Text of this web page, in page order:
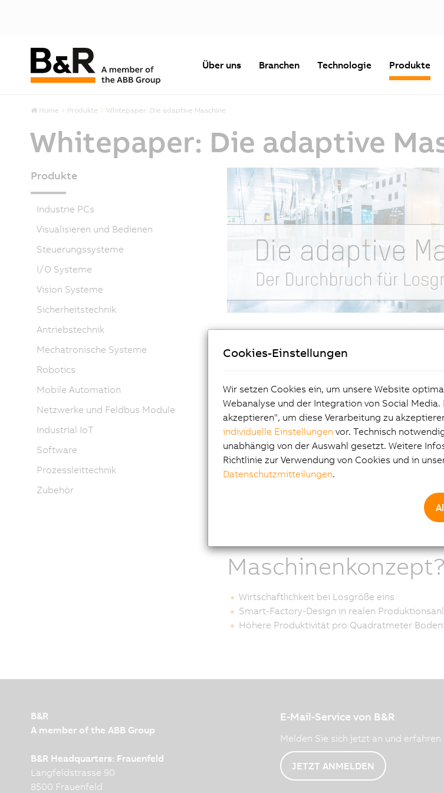
Über uns Branchen Technologie Produkte
Home Produkte Whitepaper: Die adaptive Maschine
Whitepaper: Die adaptive
Maschinen und Anlagen, die genau ein
Produkte werden zur Selbstverständlichkeit.
Anforderungen anpassen lassen.
So wird die
Die Lösung ist eine völlig neue Generation von
DiesesWhitepaperbeschreibt die Eigenschaften,
adaptiven Fertigung erhöhen.
Was verspricht das
Maschinenkonzept?
Wirtschaftlichkeit bei Losgröße eins
Smart-Factory-Design in realen
Höhere Produktivität pro Quadratmeter
Produkte
Industrie PCs
Visualisieren und Bedienen
Steuerungssysteme
I/O Systeme
Vision Systeme
Sicherheitstechnik
Antriebstechnik
Mechatronische Systeme
Robotics
Mobile Automation
Netzwerke und Feldbus Module
Industrial IoT
Software
Prozessleittechnik
Zubehör
B&R
A member of the ABB Group
B&R Headquarters: Frauenfeld
Langfeldstrasse 90
8500 Frauenfeld
E-Mail-Service von B&R
Melden Sie sich jetzt an und
JETZT ANMELDEN
Cookies-Einstellungen
Wir setzen Cookies ein, um unsere Website
Webanalyse und der Integration von Social Media.
akzeptieren", um diese Verarbeitung zu
individuelle Einstellungen vor. Technisch
unabhängig von der Auswahl gesetzt. Weitere
Richtlinie zur Verwendung von Cookies und in
Datenschutzmitteilungen.